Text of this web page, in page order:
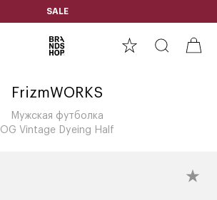
SALE
FrizmWORKS
Мужская футболка
OG Vintage Dyeing Half